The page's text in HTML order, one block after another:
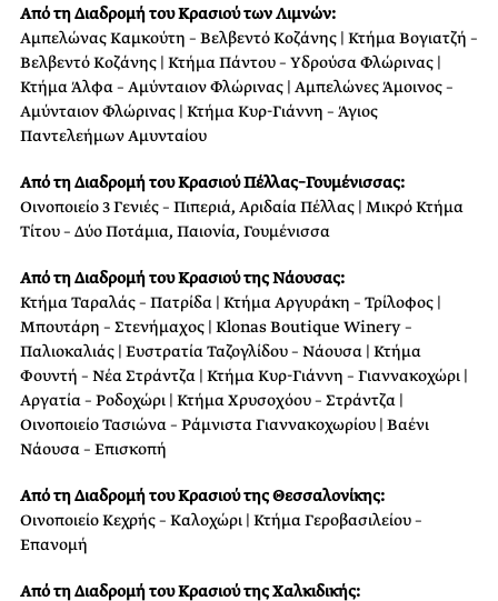
Από τη Διαδρομή του Κρασιού των Λιμνών:
Αμπελώνας Καμκούτη – Βελβεντό Κοζάνης | Κτήμα Βογιατζή –
Βελβεντό Κοζάνης | Κτήμα Πάντου – Υδρούσα Φλώρινας |
Κτήμα Άλφα – Αμύνταιον Φλώρινας | Αμπελώνες Άμοινος –
Αμύνταιον Φλώρινας | Κτήμα Κυρ-Γιάννη – Άγιος
Παντελεήμων Αμυνταίου
Από τη Διαδρομή του Κρασιού Πέλλας–Γουμένισσας:
Οινοποιείο 3 Γενιές – Πιπεριά, Αριδαία Πέλλας | Μικρό Κτήμα
Τίτου – Δύο Ποτάμια, Παιονία, Γουμένισσα
Από τη Διαδρομή του Κρασιού της Νάουσας:
Κτήμα Ταραλάς – Πατρίδα | Κτήμα Αργυράκη – Τρίλοφος |
Μπουτάρη – Στενήμαχος | Klonas Boutique Winery –
Παλιοκαλιάς | Ευστρατία Ταζογλίδου – Νάουσα | Κτήμα
Φουντή – Νέα Στράντζα | Κτήμα Κυρ-Γιάννη – Γιαννακοχώρι |
Αργατία – Ροδοχώρι | Κτήμα Χρυσοχόου – Στράντζα |
Οινοποιείο Τασιώνα – Ράμνιστα Γιαννακοχωρίου | Βαένι
Νάουσα – Επισκοπή
Από τη Διαδρομή του Κρασιού της Θεσσαλονίκης:
Οινοποιείο Κεχρής – Καλοχώρι | Κτήμα Γεροβασιλείου –
Επανομή
Από τη Διαδρομή του Κρασιού της Χαλκιδικής: